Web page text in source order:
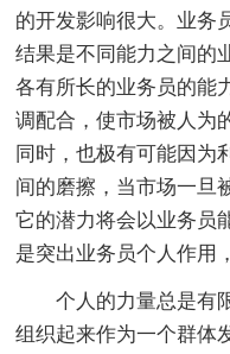
的开发影响很大。业务
结果是不同能力之间的
各有所长的业务员的能
调配合，使市场被人为
同时，也极有可能因为
间的磨擦，当市场一旦
它的潜力将会以业务员
是突出业务员个人作用
个人的力量总是有限
组织起来作为一个群体